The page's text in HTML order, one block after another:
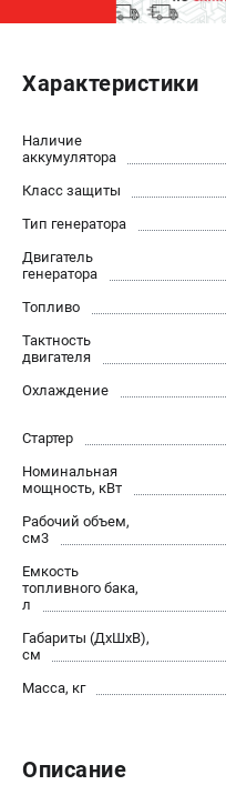
Генераторы бензиновые
Генераторы инверторные
Генераторы сварочные
ПОЛЕЗНЫЕ СТАТЬИ
Как выбрать краскопульт?
Как выбрать бензопилу?
Как выбрать компрессор?
Как выбрать сварочный
Аппараты контактной
Сварочные полуавтоматы
Сварочные аппараты TIG
Сварочные материалы
ТЕЛЕФОН
Информация размещённая
Характеристики
Наличие
аккумулятора
Класс защиты
Тип генератора
Двигатель
генератора
Топливо
Тактность
двигателя
Охлаждение
Стартер
Номинальная
мощность, кВт
Рабочий объем,
см3
Емкость
топливного бака,
л
Габариты (ДхШхВ),
см
Масса, кг
Описание